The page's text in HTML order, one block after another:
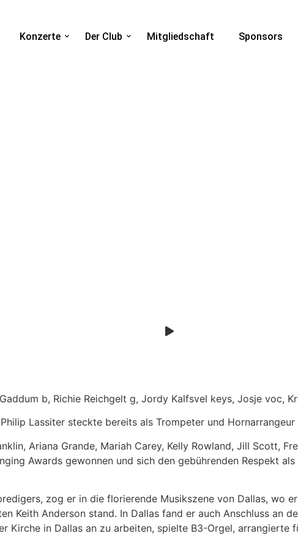
Konzerte Der Club Mitgliedschaft Sponsors
b, Richie Reichgelt g, Jordy Kalfsvel keys, Josje voc,
Lassiter steckte bereits als Trompeter und Hornarrangeur
Ariana Grande, Mariah Carey, Kelly Rowland, Jill Scott,
Awards gewonnen und sich den gebührenden Respekt
zog er in die florierende Musikszene von Dallas, wo
Keith Anderson stand. In Dallas fand er auch Anschluss an
Kirche in Dallas an zu arbeiten, spielte B3-Orgel,